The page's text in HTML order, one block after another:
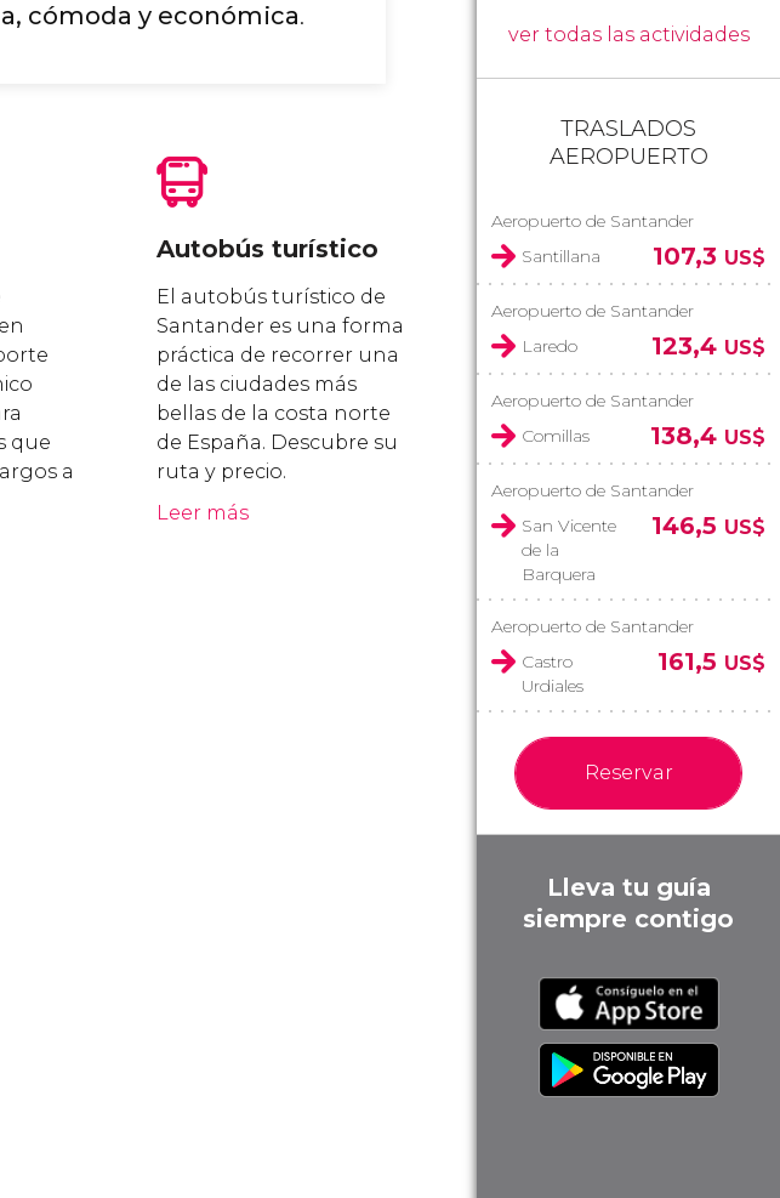
cómoda y económica.
que
a
Autobús turístico
El autobús turístico de
Santander es una forma
práctica de recorrer una
de las ciudades más
bellas de la costa norte
de España. Descubre su
ruta y precio.
Leer más
ver todas las actividades
TRASLADOS
AEROPUERTO
Aeropuerto de Santander
Santillana
107,3 US$
Aeropuerto de Santander
Laredo
123,4 US$
Aeropuerto de Santander
Comillas
138,4 US$
Aeropuerto de Santander
San Vicente
de la
Barquera
146,5 US$
Aeropuerto de Santander
Castro
Urdiales
161,5 US$
Reservar
Lleva tu guía
siempre contigo